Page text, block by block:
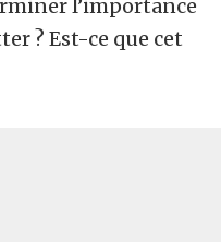
l’importance
? Est-ce que cet